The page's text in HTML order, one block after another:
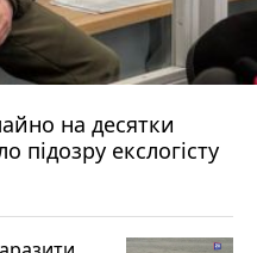
на десятки
підозру екслогісту